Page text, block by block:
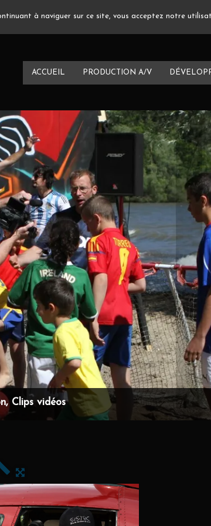
à naviguer sur ce site, vous acceptez notre
ACCUEIL PRODUCTION A/V
Clips vidéos